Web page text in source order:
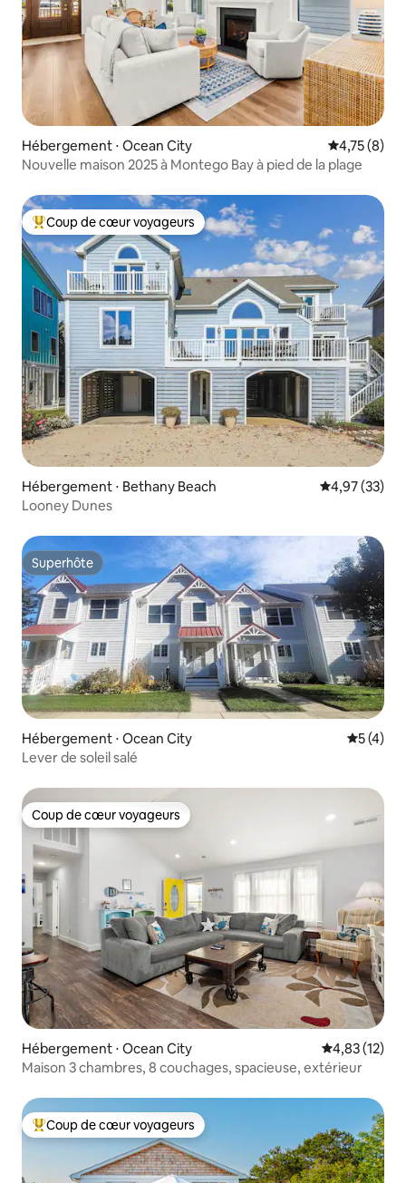
Hébergement ⋅ Ocean City Évaluation
4,75 (8)
Nouvelle maison 2025 à Montego Bay à pied de la plage
Coups de cœur voyageurs les plus appréciés
Coup de cœur voyageurs
Hébergement ⋅ Bethany Beach Évaluation
4,97 (33)
Looney Dunes
Superhôte
Superhôte
Hébergement ⋅ Ocean City
5 (4)
Lever de soleil salé
Coup de cœur voyageurs
Coup de cœur voyageurs
Hébergement ⋅ Ocean City Évaluation
4,83 (12)
Maison 3 chambres, 8 couchages, spacieuse, extérieur
Coups de cœur voyageurs les plus appréciés
Coup de cœur voyageurs